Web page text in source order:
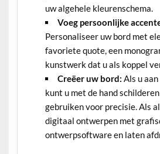
uw algehele kleurenschema.
Voeg persoonlijke
Personaliseer uw bord met
favoriete quote, een
kunstwerk dat u als koppel
Creëer uw bord:Als u
kunt u met de hand
gebruiken voor precisie. Als
digitaal ontwerpen met
ontwerpsoftware en laten